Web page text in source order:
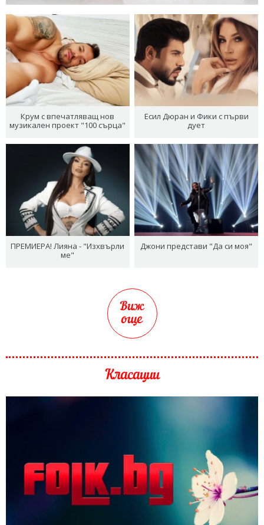
Крум с впечатляващ нов
музикален проект "100 сърца"
Есил Дюран и Фики с първи
дует
ПРЕМИЕРА! Лияна - "Изхвърли
ме"
Джони представи "Да си моя"
Виж
още
Класации